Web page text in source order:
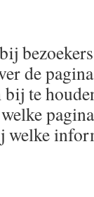
de
te
welke